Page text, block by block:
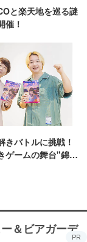
と楽天地を巡る謎
催！
きバトルに挑戦！
ゲームの舞台"錦糸
＆ビアガーデ
PR